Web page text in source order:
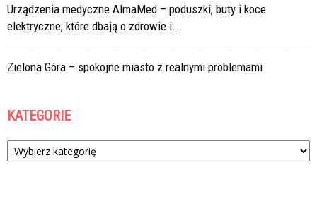
Urządzenia medyczne AlmaMed – poduszki, buty i koce
elektryczne, które dbają o zdrowie i...
Zielona Góra – spokojne miasto z realnymi problemami
KATEGORIE
Kategorie